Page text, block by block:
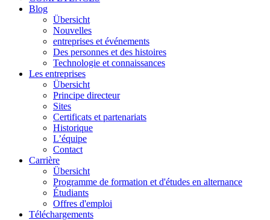
Blog
Übersicht
Nouvelles
entreprises et événements
Des personnes et des histoires
Technologie et connaissances
Les entreprises
Übersicht
Principe directeur
Sites
Certificats et partenariats
Historique
L’équipe
Contact
Carrière
Übersicht
Programme de formation et d'études en alternance
Étudiants
Offres d'emploi
Téléchargements